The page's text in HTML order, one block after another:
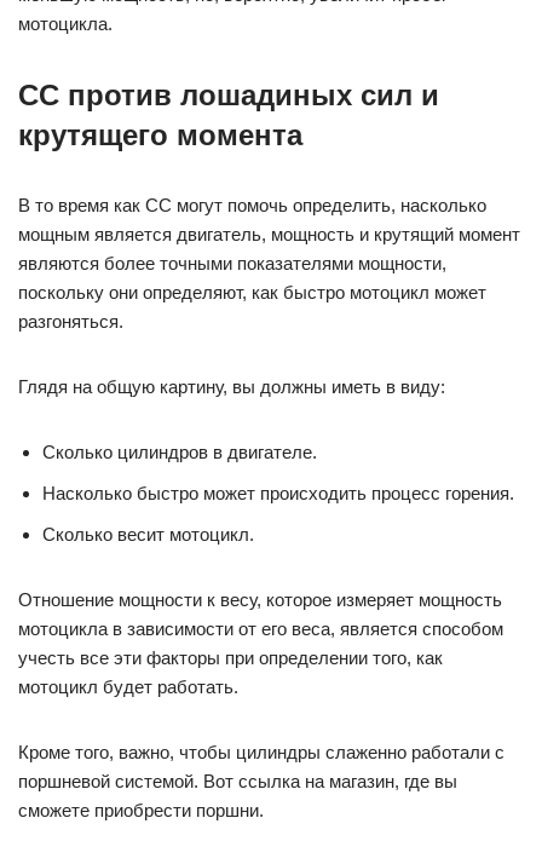
мотоцикла.
CC против лошадиных сил и
крутящего момента
В то время как CC могут помочь определить, насколько
мощным является двигатель, мощность и крутящий момент
являются более точными показателями мощности,
поскольку они определяют, как быстро мотоцикл может
разгоняться.
Глядя на общую картину, вы должны иметь в виду:
Сколько цилиндров в двигателе.
Насколько быстро может происходить процесс горения.
Сколько весит мотоцикл.
Отношение мощности к весу, которое измеряет мощность
мотоцикла в зависимости от его веса, является способом
учесть все эти факторы при определении того, как
мотоцикл будет работать.
Кроме того, важно, чтобы цилиндры слаженно работали с
поршневой системой. Вот ссылка на магазин, где вы
сможете приобрести поршни.